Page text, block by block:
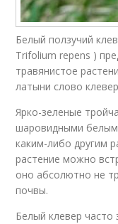
Белый ползучий
Trifolium repens )
травянистое
латыни слово
Ярко-зеленые
шаровидными
каким-либо другим
растение можно
оно абсолютно не
почвы.
Белый клевер часто